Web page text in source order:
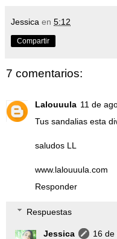
Jessica en 5:12
Compartir
7 comentarios:
Lalouuula 11 de
Tus sandalias esta
saludos LL
www.lalouuula.com
Responder
Respuestas
Jessica
16 de